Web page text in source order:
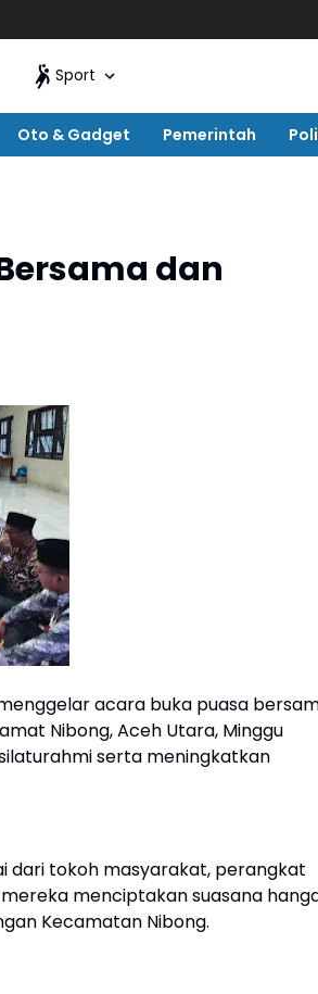
Sport
Oto & Gadget Pemerintah
dan
acara buka puasa
Nibong, Aceh Utara, Minggu
serta meningkatkan
dari tokoh masyarakat, perangkat
menciptakan suasana
Kecamatan Nibong.